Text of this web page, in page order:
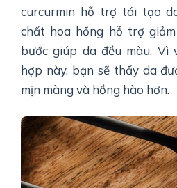
curcurmin hỗ trợ tái tạo
chất hoa hồng hỗ trợ giảm
bước giúp da đều màu. Vì
hợp này, bạn sẽ thấy da
mịn màng và hồng hào hơn.